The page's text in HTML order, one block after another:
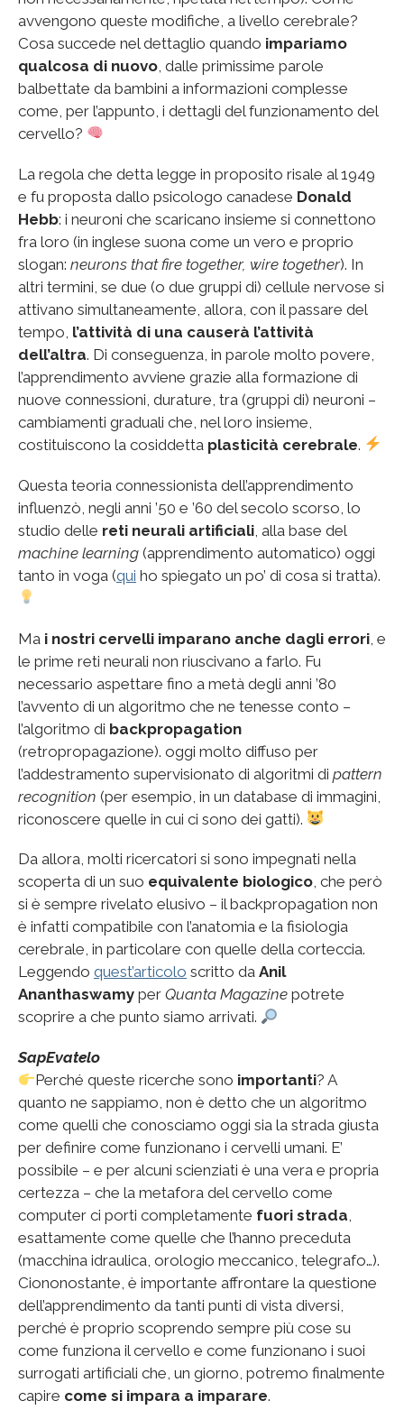
avvengono queste modifiche, a livello cerebrale?
Cosa succede nel dettaglio quando impariamo
qualcosa di nuovo , dalle primissime parole
balbettate da bambini a informazioni complesse
come, per l’appunto, i dettagli del funzionamento del
cervello?
La regola che detta legge in proposito risale al 1949
e fu proposta dallo psicologo canadese Donald
Hebb: i neuroni che scaricano insieme si connettono
fra loro (in inglese suona come un vero e proprio
slogan: neurons that fire together, wire together). In
altri termini, se due (o due gruppi di) cellule nervose si
attivano simultaneamente, allora, con il passare del
tempo, l’attività di una causerà l’attività
dell’altra. Di conseguenza, in parole molto povere,
l’apprendimento avviene grazie alla formazione di
nuove connessioni, durature, tra (gruppi di) neuroni –
cambiamenti graduali che, nel loro insieme,
costituiscono la cosiddetta plasticità cerebrale.
Questa teoria connessionista dell’apprendimento
influenzò, negli anni ’50 e ’60 del secolo scorso, lo
studio delle reti neurali artificiali , alla base del
machine learning (apprendimento automatico) oggi
tanto in voga (qui ho spiegato un po’ di cosa si tratta).
Ma i nostri cervelli imparano anche dagli errori , e
le prime reti neurali non riuscivano a farlo. Fu
necessario aspettare fino a metà degli anni ’80
l’avvento di un algoritmo che ne tenesse conto –
l’algoritmo di backpropagation
(retropropagazione). oggi molto diffuso per
l’addestramento supervisionato di algoritmi di pattern
recognition (per esempio, in un database di immagini,
riconoscere quelle in cui ci sono dei gatti).
Da allora, molti ricercatori si sono impegnati nella
scoperta di un suo equivalente biologico, che però
si è sempre rivelato elusivo – il backpropagation non
è infatti compatibile con l’anatomia e la fisiologia
cerebrale, in particolare con quelle della corteccia.
Leggendo quest’articolo scritto da Anil
Ananthaswamy per Quanta Magazine potrete
scoprire a che punto siamo arrivati.
SapEvatelo
Perché queste ricerche sono importanti? A
quanto ne sappiamo, non è detto che un algoritmo
come quelli che conosciamo oggi sia la strada giusta
per definire come funzionano i cervelli umani. E’
possibile – e per alcuni scienziati è una vera e propria
certezza – che la metafora del cervello come
computer ci porti completamente fuori strada,
esattamente come quelle che l’hanno preceduta
(macchina idraulica, orologio meccanico, telegrafo…).
Ciononostante, è importante affrontare la questione
dell’apprendimento da tanti punti di vista diversi,
perché è proprio scoprendo sempre più cose su
come funziona il cervello e come funzionano i suoi
surrogati artificiali che, un giorno, potremo finalmente
capire come si impara a imparare.